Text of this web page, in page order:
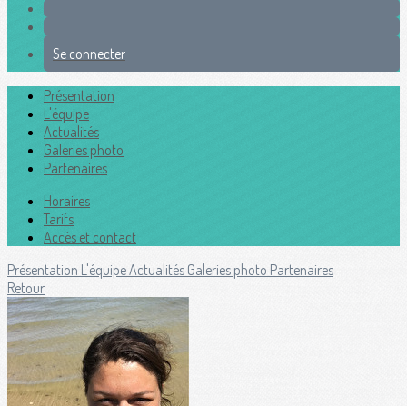
Se connecter
Présentation
L'équipe
Actualités
Galeries photo
Partenaires
Horaires
Tarifs
Accès et contact
Présentation L'équipeActualités Galeries photo Partenaires
Retour